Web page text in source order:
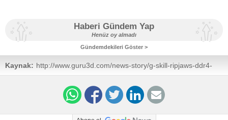
Haberi Gündem Yap
Henüz oy almadı
Gündemdekileri Göster >
Kaynak: http://www.guru3d.com/news-story/g-skill-ripjaws-ddr4-
3000mhz-so-dimms.html